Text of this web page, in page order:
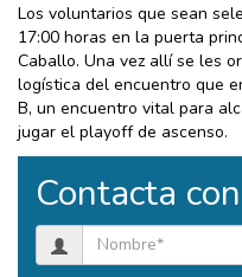
Los voluntarios que sean
17:00 horas en la puerta
Caballo. Una vez allí se les
logística del encuentro que
B, un encuentro vital para
jugar el playoff de ascenso.
Contacta